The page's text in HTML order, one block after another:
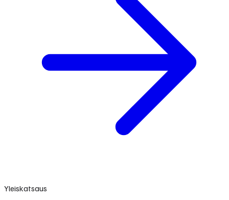
Yleiskatsaus